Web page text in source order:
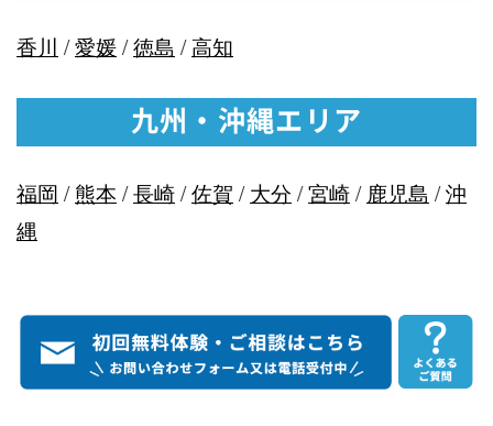
香川 /愛媛/徳島 /高知
九州・沖縄エリア
福岡 /熊本 /長崎/佐賀 /大分 /宮崎/ 鹿児島 /沖
縄